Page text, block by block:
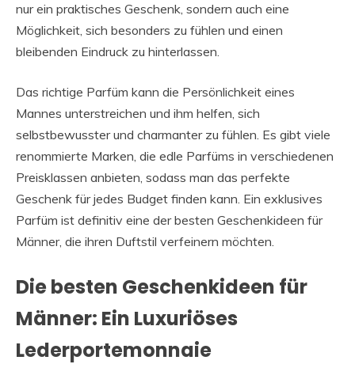
nur ein praktisches Geschenk, sondern auch eine
Möglichkeit, sich besonders zu fühlen und einen
bleibenden Eindruck zu hinterlassen.
Das richtige Parfüm kann die Persönlichkeit eines
Mannes unterstreichen und ihm helfen, sich
selbstbewusster und charmanter zu fühlen. Es gibt viele
renommierte Marken, die edle Parfüms in verschiedenen
Preisklassen anbieten, sodass man das perfekte
Geschenk für jedes Budget finden kann. Ein exklusives
Parfüm ist definitiv eine der besten Geschenkideen für
Männer, die ihren Duftstil verfeinern möchten.
Die besten Geschenkideen für
Männer: Ein Luxuriöses
Lederportemonnaie